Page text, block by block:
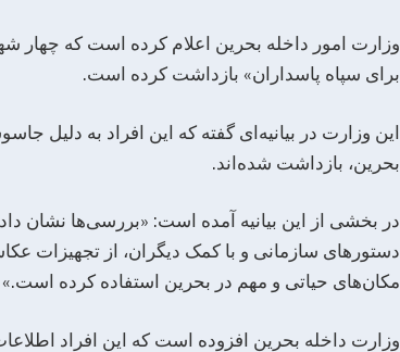
وزارت امور داخله بحرین اعلام کرده است که چهار
برای سپاه پاسداران» بازداشت کرده است.
این وزارت در بیانیه‌ای گفته که این افراد به دلیل
بحرین، بازداشت شده‌اند.
در بخشی از این بیانیه آمده است: «بررسی‌ها نشان
دستورهای سازمانی و با کمک دیگران، از تجهیزات
مکان‌های حیاتی و مهم در بحرین استفاده کرده است.»
وزارت داخله بحرین افزوده است که این افراد